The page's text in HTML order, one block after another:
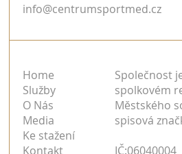
Home
Služby
O Nás
Media
Ke stažení
Kontakt
Společnost
spolkovém
Městského
spisová
IČ:06040004
info@centrumsportmed.cz